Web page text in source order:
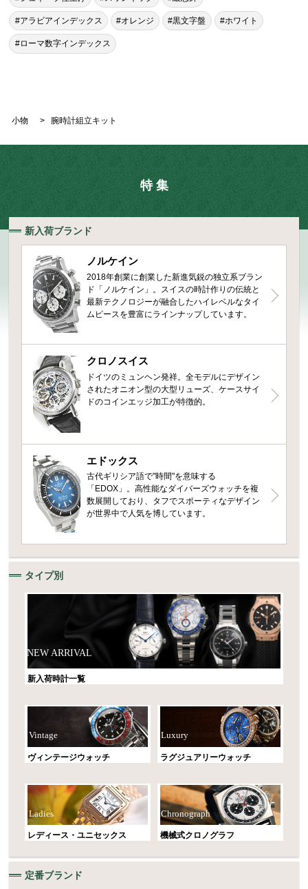
#アラビアインデックス #オレンジ #黒文字盤 #ホワイト
#ローマ数字インデックス
小物 > 腕時計組立キット
特 集
新入荷ブランド
ノルケイン
2018年創業に創業した新進気鋭の独立系ブラン
ド「ノルケイン」。スイスの時計作りの伝統と
最新テクノロジーが融合したハイレベルなタイ
ムピースを豊富にラインナップしています。
クロノスイス
ドイツのミュンヘン発祥。全モデルにデザイン
されたオニオン型の大型リューズ、ケースサイ
ドのコインエッジ加工が特徴的。
エドックス
古代ギリシア語で"時間"を意味する
「EDOX」。高性能なダイバーズウォッチを複
数展開しており、タフでスポーティなデザイン
が世界中で人気を博しています。
タイプ別
NEW ARRIVAL
新入荷時計一覧
Vintage
ヴィンテージウォッチ
Luxury
ラグジュアリーウォッチ
Ladies
レディース・ユニセックス
Chronograph
機械式クロノグラフ
定番ブランド